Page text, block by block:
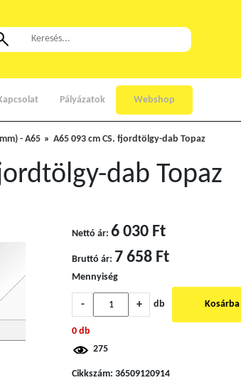
Pályázatok Webshop
- A65 A65 093 cm CS. fjordtölgy-dab Topaz
dab Topaz
Nettó ár: 6 030 Ft
Bruttó ár: 7 658 Ft
Mennyiség
- + db Kosárba
0 db
275
Cikkszám: 36509120914